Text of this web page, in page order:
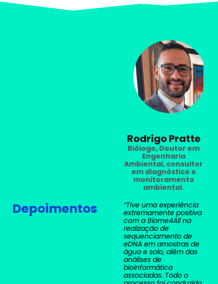
Depoimentos
Rodrigo Pratte
Biólogo, Doutor em
Engenharia
Ambiental, consultor
em diagnóstico e
monitoramento
ambiental.
“Tive uma experiência
extremamente positiva
com a Biome4All na
realização de
sequenciamento de
eDNA em amostras de
água e solo, além das
análises de
bioinformática
associadas. Todo o